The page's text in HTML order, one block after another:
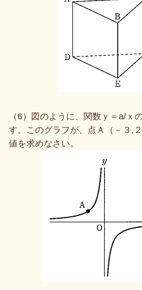
（6）図のように、関数ｙ＝a/ｘ
す。このグラフが、点Ａ（－３,
値を求めなさい。